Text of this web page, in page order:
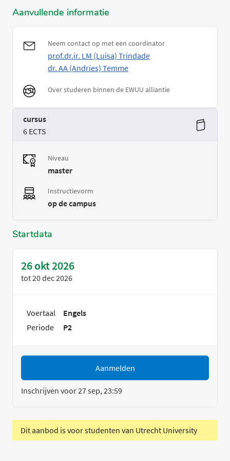
Aanvullende informatie
Neem contact op met een coordinator
prof.dr.ir. LM (Luisa) Trindade
dr. AA (Andries) Temme
Over studeren binnen de EWUU alliantie
cursus
6 ECTS
Niveau
master
Instructievorm
op de campus
Startdata
26 okt 2026
tot20 dec 2026
Voertaal
Engels
Periode
P2
Aanmelden
Inschrijven voor 27 sep, 23:59
Dit aanbod is voor studenten van Utrecht University